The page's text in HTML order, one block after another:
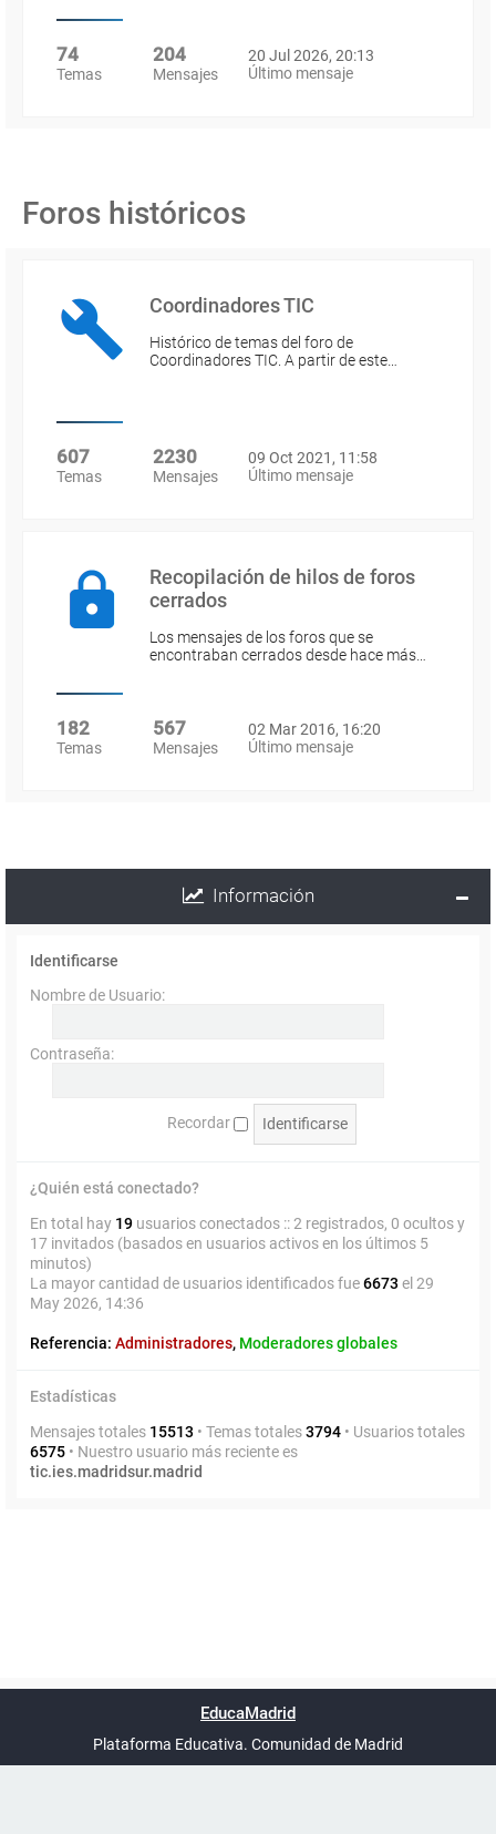
74
Temas
204
Mensajes
20 Jul 2026, 20:13
Último mensaje
Foros históricos
Coordinadores TIC
Histórico de temas del foro de
Coordinadores TIC. A partir de este…
607
Temas
2230
Mensajes
09 Oct 2021, 11:58
Último mensaje
Recopilación de hilos de foros
cerrados
Los mensajes de los foros que se
encontraban cerrados desde hace más…
182
Temas
567
Mensajes
02 Mar 2016, 16:20
Último mensaje
Información
Identificarse
Nombre de Usuario:
Contraseña:
Recordar
¿Quién está conectado?
En total hay 19 usuarios conectados :: 2 registrados, 0 ocultos y
17 invitados (basados en usuarios activos en los últimos 5
minutos)
La mayor cantidad de usuarios identificados fue6673 el 29
May 2026, 14:36
Referencia: Administradores, Moderadores globales
Estadísticas
Mensajes totales 15513 • Temas totales3794 • Usuarios totales
6575 • Nuestro usuario más reciente es
tic.ies.madridsur.madrid
UTC+02:00
phpBB España
EducaMadrid
Plataforma Educativa. Comunidad de Madrid